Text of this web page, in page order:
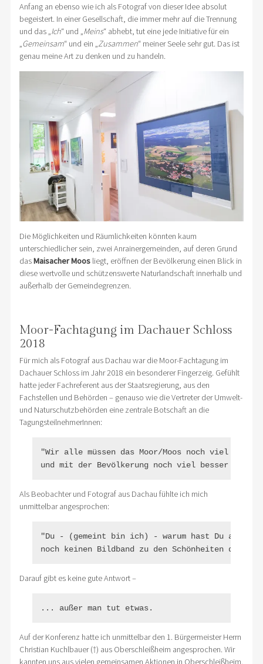
Anfang an ebenso wie ich als Fotograf von dieser Idee absolut
begeistert. In einer Gesellschaft, die immer mehr auf die Trennung
und das „Ich“ und „Meins“ abhebt, tut eine jede Initiative für ein
„Gemeinsam“ und ein „Zusammen“ meiner Seele sehr gut. Das ist
genau meine Art zu denken und zu handeln.
Die Möglichkeiten und Räumlichkeiten könnten kaum
unterschiedlicher sein, zwei Anrainergemeinden, auf deren Grund
dasMaisacher Moosliegt, eröffnen der Bevölkerung einen Blick in
diese wertvolle und schützenswerte Naturlandschaft innerhalb und
außerhalb der Gemeindegrenzen.
Moor-Fachtagung im Dachauer Schloss
2018
Für mich als Fotograf aus Dachau war die Moor-Fachtagung im
Dachauer Schloss im Jahr 2018 ein besonderer Fingerzeig. Gefühlt
hatte jeder Fachreferent aus der Staatsregierung, aus den
Fachstellen und Behörden – genauso wie die Vertreter der Umwelt-
und Naturschutzbehörden eine zentrale Botschaft an die
TagungsteilnehmerInnen:
"Wir alle müssen das Moor/Moos noch viel
und mit der Bevölkerung noch viel besser ins
Als Beobachter und Fotograf aus Dachau fühlte ich mich
unmittelbar angesprochen:
"Du - (gemeint bin ich) - warum hast Du als
noch keinen Bildband zu den Schönheiten der
Darauf gibt es keine gute Antwort –
... außer man tut etwas.
Auf der Konferenz hatte ich unmittelbar den 1. Bürgermeister Herrn
Christian Kuchlbauer (†) aus Oberschleißheim angesprochen. Wir
kannten uns aus vielen gemeinsamen Aktionen in Oberschleißheim.